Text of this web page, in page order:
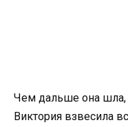
Чем дальше она шла,
Виктория взвесила